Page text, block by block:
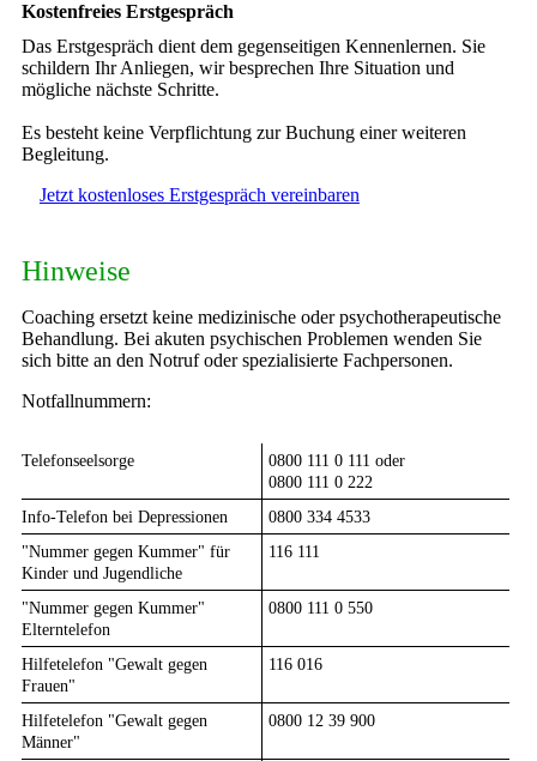
Kostenfreies Erstgespräch
Das Erstgespräch dient dem gegenseitigen Kennenlernen. Sie
schildern Ihr Anliegen, wir besprechen Ihre Situation und
mögliche nächste Schritte.
Es besteht keine Verpflichtung zur Buchung einer weiteren
Begleitung.
Jetzt kostenloses Erstgespräch vereinbaren
Hinweise
Coaching ersetzt keine medizinische oder psychotherapeutische
Behandlung. Bei akuten psychischen Problemen wenden Sie
sich bitte an den Notruf oder spezialisierte Fachpersonen.
Notfallnummern:
Telefonseelsorge
0800 111 0 111 oder
0800 111 0 222
Info-Telefon bei Depressionen
0800 334 4533
"Nummer gegen Kummer" für
Kinder und Jugendliche
116 111
"Nummer gegen Kummer"
Elterntelefon
0800 111 0 550
Hilfetelefon "Gewalt gegen
Frauen"
116 016
Hilfetelefon "Gewalt gegen
Männer"
0800 12 39 900